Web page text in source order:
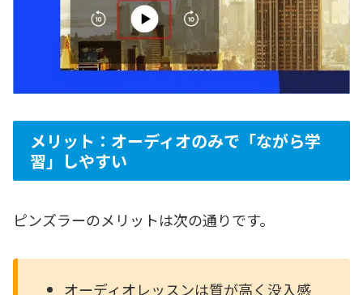
メリット：オーディオのみで「ながら学
習」しやすい
ピンズラーのメリットは次の通りです。
オーディオレッスンは質が高く没入感